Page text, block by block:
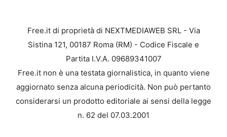
Free.it di proprietà di NEXTMEDIAWEB SRL - Via
Sistina 121, 00187 Roma (RM) - Codice Fiscale e
Partita I.V.A. 09689341007
Free.it non è una testata giornalistica, in quanto viene
aggiornato senza alcuna periodicità. Non può pertanto
considerarsi un prodotto editoriale ai sensi della legge
n. 62 del 07.03.2001